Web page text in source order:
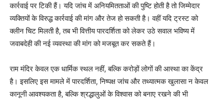
कार्रवाई पर टिकी हैं। यदि जांच में अनियमितताओं की पुष्टि होती है तो जिम्मेदार
व्यक्तियों के विरुद्ध कार्रवाई की मांग और तेज हो सकती है। वहीं यदि ट्रस्ट को
क्लीन चिट मिलती है, तब भी वित्तीय पारदर्शिता को लेकर उठे सवाल भविष्य में
जवाबदेही की नई व्यवस्था की मांग को मजबूत कर सकते हैं।
राम मंदिर केवल एक धार्मिक स्थल नहीं, बल्कि करोड़ों लोगों की आस्था का केंद्र
है। इसलिए इस मामले में पारदर्शिता, निष्पक्ष जांच और तथ्यात्मक खुलासा न केवल
कानूनी आवश्यकता है, बल्कि श्रद्धालुओं के विश्वास को बनाए रखने की भी